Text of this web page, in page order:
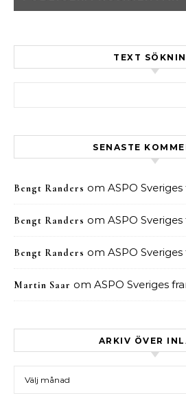
TEXT
SENASTE
Bengt Randers om ASPO
Bengt Randers om ASPO
Bengt Randers om ASPO
Martin Saar om ASPO Sveriges
ARKIV ÖVER